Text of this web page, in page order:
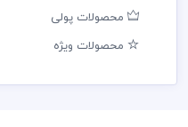
محصولات پولی
محصولات ویژه